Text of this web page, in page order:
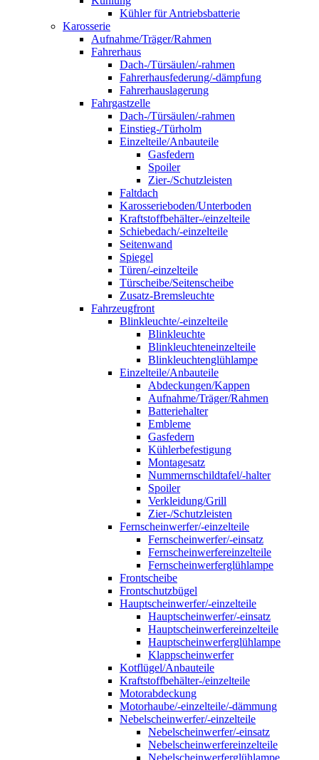
Kühler für Antriebsbatterie
Karosserie
Aufnahme/Träger/Rahmen
Fahrerhaus
Dach-/Türsäulen/-rahmen
Fahrerhausfederung/-dämpfung
Fahrerhauslagerung
Fahrgastzelle
Dach-/Türsäulen/-rahmen
Einstieg-/Türholm
Einzelteile/Anbauteile
Gasfedern
Spoiler
Zier-/Schutzleisten
Faltdach
Karosserieboden/Unterboden
Kraftstoffbehälter-/einzelteile
Schiebedach/-einzelteile
Seitenwand
Spiegel
Türen/-einzelteile
Türscheibe/Seitenscheibe
Zusatz-Bremsleuchte
Fahrzeugfront
Blinkleuchte/-einzelteile
Blinkleuchte
Blinkleuchteneinzelteile
Blinkleuchtenglühlampe
Einzelteile/Anbauteile
Abdeckungen/Kappen
Aufnahme/Träger/Rahmen
Batteriehalter
Embleme
Gasfedern
Kühlerbefestigung
Montagesatz
Nummernschildtafel/-halter
Spoiler
Verkleidung/Grill
Zier-/Schutzleisten
Fernscheinwerfer/-einzelteile
Fernscheinwerfer/-einsatz
Fernscheinwerfereinzelteile
Fernscheinwerferglühlampe
Frontscheibe
Frontschutzbügel
Hauptscheinwerfer/-einzelteile
Hauptscheinwerfer/-einsatz
Hauptscheinwerfereinzelteile
Hauptscheinwerferglühlampe
Klappscheinwerfer
Kotflügel/Anbauteile
Kraftstoffbehälter-/einzelteile
Motorabdeckung
Motorhaube/-einzelteile/-dämmung
Nebelscheinwerfer/-einzelteile
Nebelscheinwerfer/-einsatz
Nebelscheinwerfereinzelteile
Nebelscheinwerferglühlampe